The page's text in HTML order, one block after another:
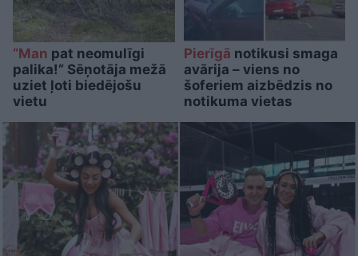
“Man pat neomulīgi
palika!” Sēņotāja mežā
uziet ļoti biedējošu
vietu
Pierīgā notikusi smaga
avārija – viens no
šoferiem aizbēdzis no
notikuma vietas